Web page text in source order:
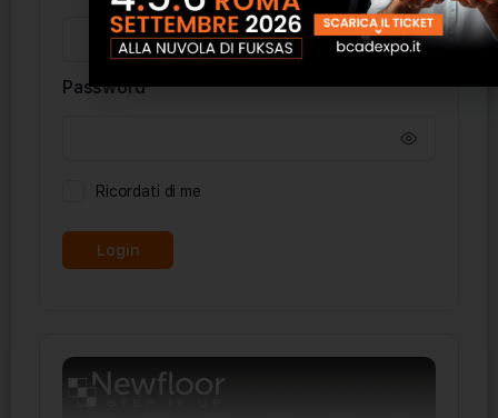
Password
Ricordati di me